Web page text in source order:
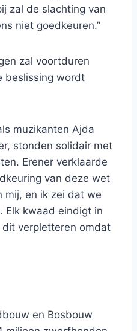
zal de slachting van
niet goedkeuren.”
zal voortduren
beslissing wordt
muzikanten Ajda
stonden solidair met
Erener verklaarde
van deze wet
mij, en ik zei dat we
Elk kwaad eindigt in
verpletteren omdat
en Bosbouw